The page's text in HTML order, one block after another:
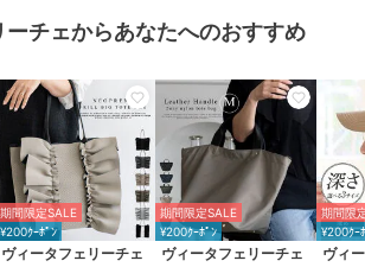
ヴィータフェリーチェ
ヴィータフェリーチェ
バッグ ／トートバッグ
レディース
バッグ ／トートバッグ
ピンク、ブラック、チャコール、
ーチェからあなたへのおすすめ
期間限定SALE
¥200ｸｰﾎﾟﾝ
ヴィータフェリーチェ
期間限定SALE
¥200ｸｰﾎﾟﾝ
ヴィータフェリーチェ
期間限
¥200ｸｰ
ヴィ